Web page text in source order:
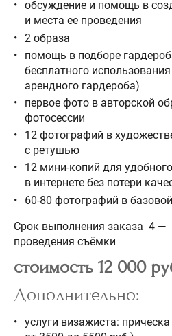
обсуждение и помощь в
и места ее проведения
2 образа
помощь в подборе
бесплатного
арендного гардероба)
первое фото в авторской
фотосессии
12 фотографий в
с ретушью
12 мини-копий для
в интернете без потери
60-80 фотографий в
Срок выполнения заказа 4 —
проведения съёмки
стоимость 12 000
Дополнительно:
услуги визажиста: